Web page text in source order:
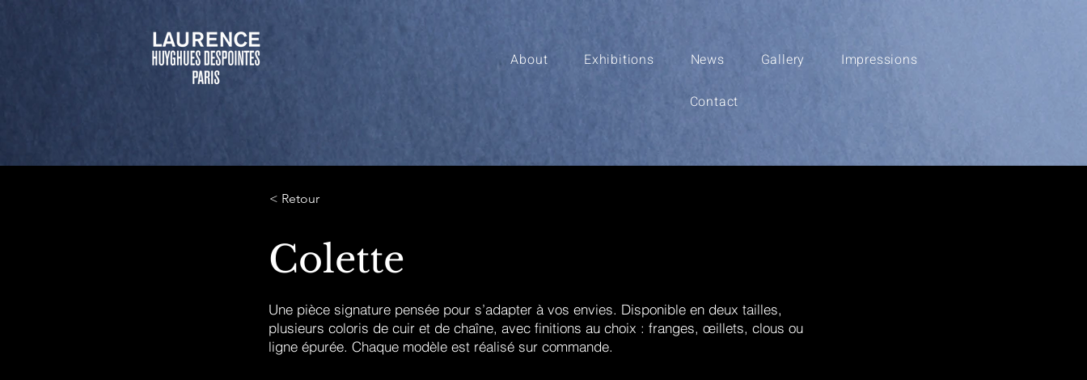
About Exhibitions News Gallery Impressions
Contact
< Retour
Colette
Une pièce signature pensée pour s’adapter à vos envies. Disponible en deux tailles,
plusieurs coloris de cuir et de chaîne, avec finitions au choix : franges, œillets, clous ou
ligne épurée. Chaque modèle est réalisé sur commande.